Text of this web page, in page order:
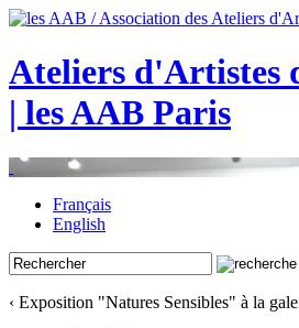
Ateliers d'Artistes
| les AAB Paris
Français
English
‹ Exposition "Natures Sensibles" à la